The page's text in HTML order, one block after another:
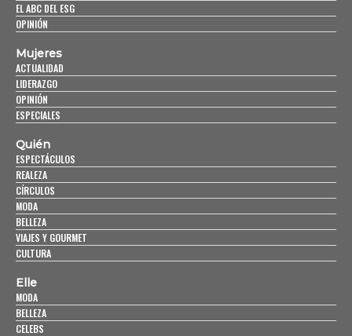
EL ABC DEL ESG
OPINIÓN
Mujeres
ACTUALIDAD
LIDERAZGO
OPINIÓN
ESPECIALES
Quién
ESPECTÁCULOS
REALEZA
CÍRCULOS
MODA
BELLEZA
VIAJES Y GOURMET
CULTURA
Elle
MODA
BELLEZA
CELEBS